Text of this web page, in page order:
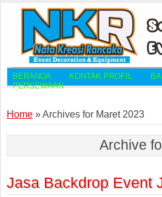
BERANDA KONTAK PROFIL
PERSEWAAN
Home »Archives for Maret 2023
Archive
Jasa Backdrop Event